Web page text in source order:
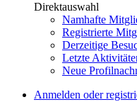
Direktauswahl
Namhafte
Registrierte
Derzeitige
Letzte
Neue
Anmelden oder